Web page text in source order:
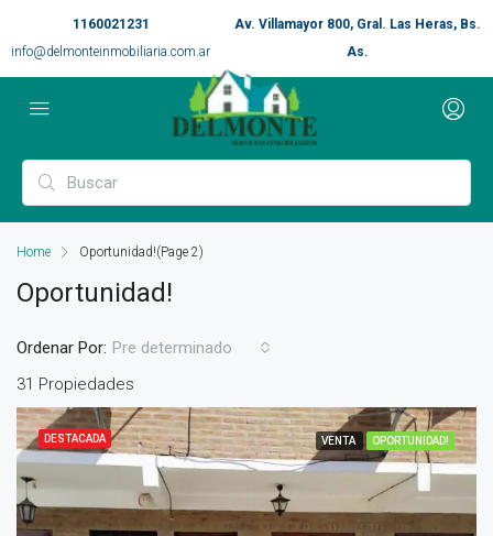
1160021231
info@delmonteinmobiliaria.com.ar
Av. Villamayor 800, Gral. Las Heras, Bs.
As.
Home Oportunidad!(Page 2)
Oportunidad!
31 Propiedades
Ordenar Por: Pre determinado
DESTACADA VENTA OPORTUNIDAD!